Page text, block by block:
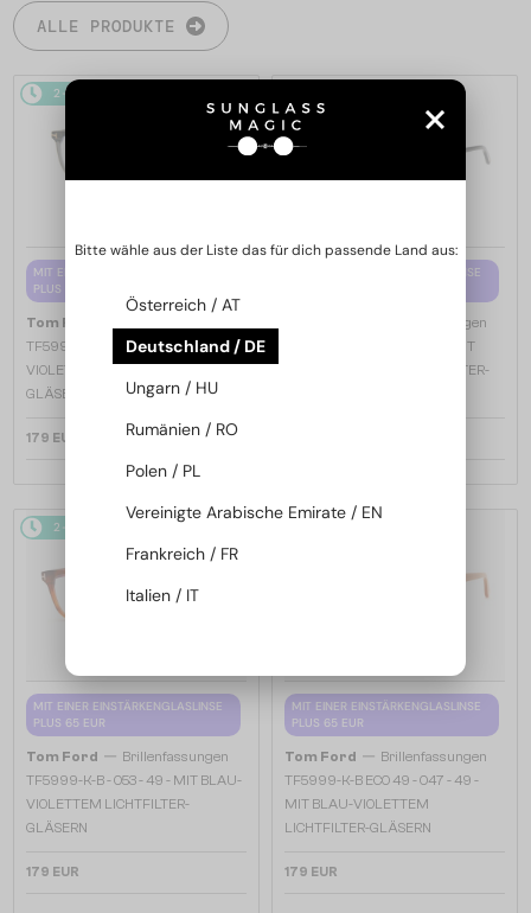
ALLE PRODUKTE
2-4 WERKTAGE
MIT EINER EINSTÄRKENGLASLINSE
PLUS 65 EUR
Tom Ford
TF5998-K-B - 020 - 51 - MIT BLAU-
VIOLETTEM LICHTFILTER-
GLÄSERN
179 EUR
MIT EINER EINSTÄRKENGLASLINSE
Brillenfassungen
TF5998-K-B ECO - 001 - 51 - MIT
BLAU-VIOLETTEM LICHTFILTER-
2-4 WERKTAGE
MIT EINER EINSTÄRKENGLASLINSE
PLUS 65 EUR
Tom Ford — Brillenfassungen
TF5999-K-B - 053 - 49 - MIT BLAU-
VIOLETTEM LICHTFILTER-
GLÄSERN
179 EUR
MIT EINER EINSTÄRKENGLASLINSE
PLUS 65 EUR
Tom Ford — Brillenfassungen
TF5999-K-B ECO 49 - 047 - 49 -
MIT BLAU-VIOLETTEM
LICHTFILTER-GLÄSERN
179 EUR
Bitte wähle aus der Liste das für dich passende Land aus:
Österreich / AT
Deutschland / DE
Ungarn / HU
Rumänien / RO
Polen / PL
Vereinigte Arabische Emirate / EN
Frankreich / FR
Italien / IT